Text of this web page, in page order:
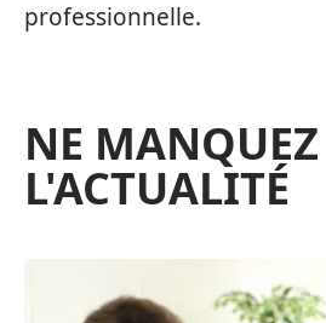
professionnelle.
NE
L'ACTUALITÉ